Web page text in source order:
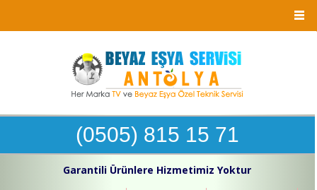
(0505) 815 15 71
Garantili Ürünlere Hizmetimiz Yoktur